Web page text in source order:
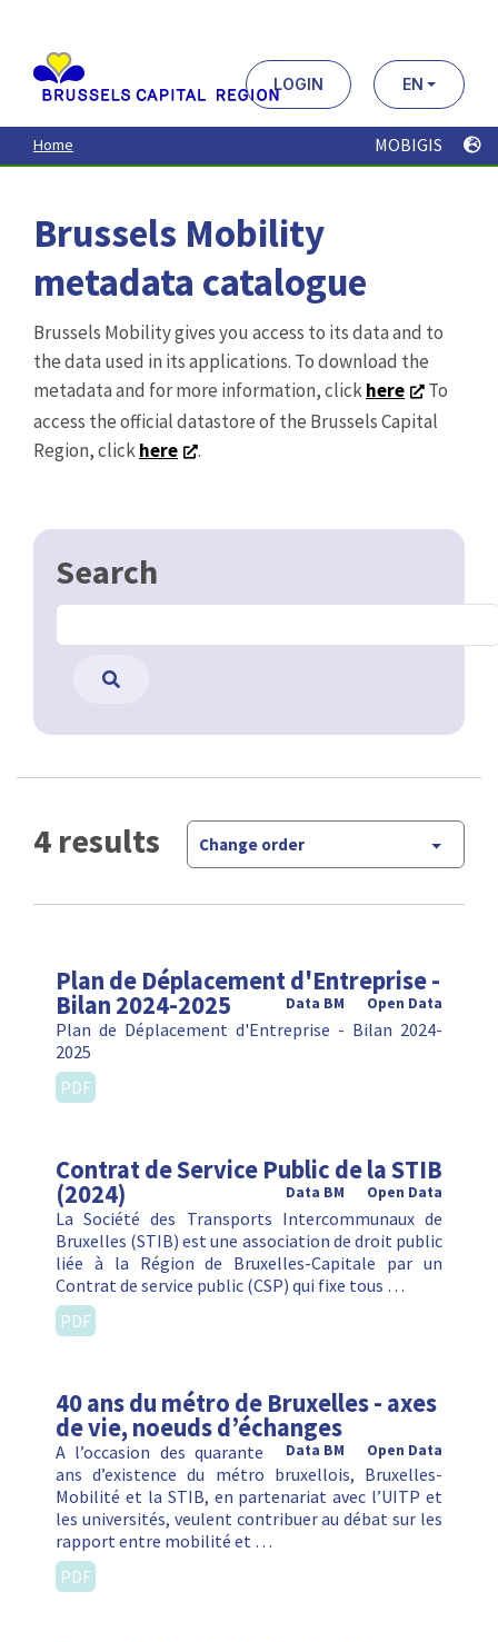
contenu
principal
LOGIN EN
Home MOBIGIS
Brussels Mobility
metadata catalogue
Brussels Mobility gives you access to its data and to
the data used in its applications. To download the
metadata and for more information, clickhere
To
access the official datastore of the Brussels Capital
Region, clickhere .
Search
4 results Change order
Plan de Déplacement d'Entreprise -
Bilan 2024-2025 Open Data
Data BM
Plan de Déplacement d'Entreprise - Bilan 2024-
2025
PDF
Contrat de Service Public de la STIB
(2024) Open Data
Data BM
La Société des Transports Intercommunaux de
Bruxelles (STIB) est une association de droit public
liée à la Région de Bruxelles-Capitale par un
Contrat de service public (CSP) qui fixe tous …
PDF
40 ans du métro de Bruxelles - axes
de vie, noeuds d’échanges
Open Data
Data BM
A l’occasion des quarante
ans d’existence du métro bruxellois, Bruxelles-
Mobilité et la STIB, en partenariat avec l’UITP et
les universités, veulent contribuer au débat sur les
rapport entre mobilité et …
PDF